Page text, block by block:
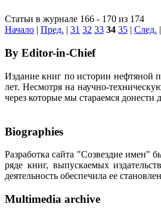
Статьи в журнале 166 - 170 из 174
Начало | Пред. | 31 32 33 34 35 | След. |
By Editor-in-Chief
Издание книг по истории нефтяной
лет. Несмотря на научно-
через которые мы стараемся
Biographies
Разработка сайта "Созвездие имен"
ряде книг, выпускаемых
деятельность обеспечила ее
Multimedia archive